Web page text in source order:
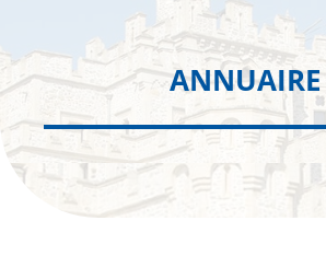
ANNUAIRE